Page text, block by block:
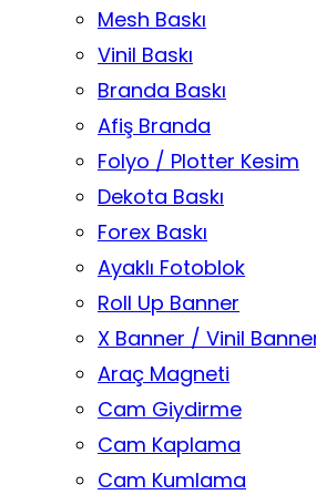
Mesh Baskı
Vinil Baskı
Branda Baskı
Afiş Branda
Folyo / Plotter Kesim
Dekota Baskı
Forex Baskı
Ayaklı Fotoblok
Roll Up Banner
X Banner / Vinil
Araç Magneti
Cam Giydirme
Cam Kaplama
Cam Kumlama